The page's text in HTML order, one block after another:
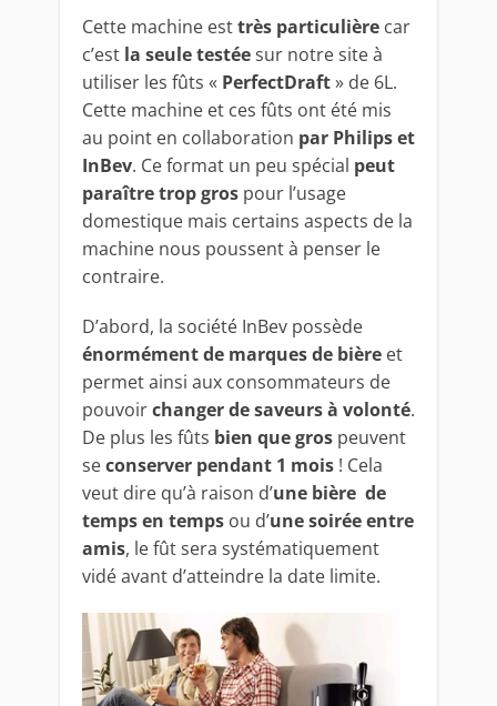
Cette machine esttrès particulière car
c’est la seule testéesur notre site à
utiliser les fûts « PerfectDraft» de 6L.
Cette machine et ces fûts ont été mis
au point en collaboration par Philips et
InBev. Ce format un peu spécial peut
paraître trop gros pour l’usage
domestique mais certains aspects de la
machine nous poussent à penser le
contraire.
D’abord, la société InBev possède
énormément de marques de bière et
permet ainsi aux consommateurs de
pouvoirchanger de saveurs à volonté.
De plus les fûts bien que gros peuvent
seconserver pendant 1 mois ! Cela
veut dire qu’à raison d’une bière de
temps en temps ou d’une soirée entre
amis, le fût sera systématiquement
vidé avant d’atteindre la date limite.